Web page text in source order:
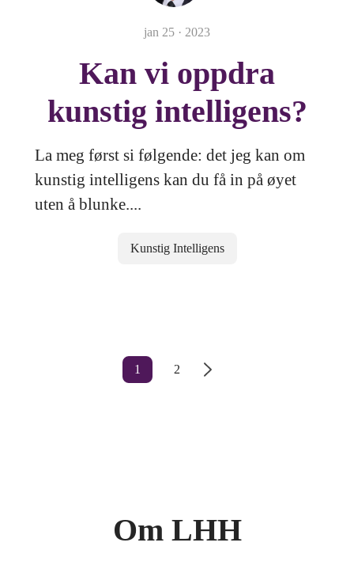
jan 25 · 2023
Kan vi oppdra
kunstig intelligens?
La meg først si følgende: det jeg kan om
kunstig intelligens kan du få in på øyet
uten å blunke....
Kunstig Intelligens
1 2
Om LHH